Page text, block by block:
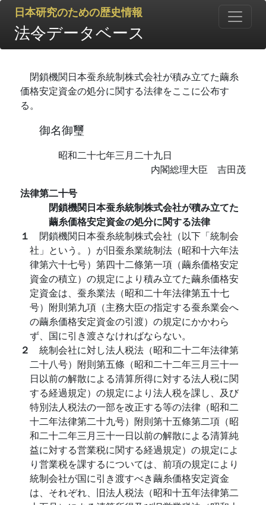
日本研究のための歴史情報
法令データベース
閉鎖機関日本蚕糸統制株式会社が積み立てた繭糸
価格安定資金の処分に関する法律をここに公布す
る。
御名御璽
昭和二十七年三月二十九日
内閣総理大臣 吉田茂
法律第二十号
閉鎖機関日本蚕糸統制株式会社が積み立てた
繭糸価格安定資金の処分に関する法律
１ 閉鎖機関日本蚕糸統制株式会社（以下「統制会
社」という。）が旧蚕糸業統制法（昭和十六年法
律第六十七号）第四十二條第一項（繭糸価格安定
資金の積立）の規定により積み立てた繭糸価格安
定資金は、蚕糸業法（昭和二十年法律第五十七
号）附則第九項（主務大臣の指定する蚕糸業会へ
の繭糸価格安定資金の引渡）の規定にかかわら
ず、国に引き渡さなければならない。
２ 統制会社に対し法人税法（昭和二十二年法律第
二十八号）附則第五條（昭和二十二年三月三十一
日以前の解散による清算所得に対する法人税に関
する経過規定）の規定により法人税を課し、及び
特別法人税法の一部を改正する等の法律（昭和二
十二年法律第二十九号）附則第十五條第二項（昭
和二十二年三月三十一日以前の解散による清算純
益に対する営業税に関する経過規定）の規定によ
り営業税を課するについては、前項の規定により
統制会社が国に引き渡すべき繭糸価格安定資金
は、それぞれ、旧法人税法（昭和十五年法律第二